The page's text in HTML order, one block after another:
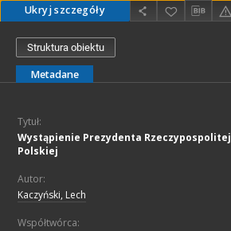
Ukryj szczegóły
Struktura obiektu
Metadane
Tytuł:
Wystąpienie Prezydenta Rzeczypospolitej
Polskiej
Autor:
Kaczyński, Lech
Współtwórca: